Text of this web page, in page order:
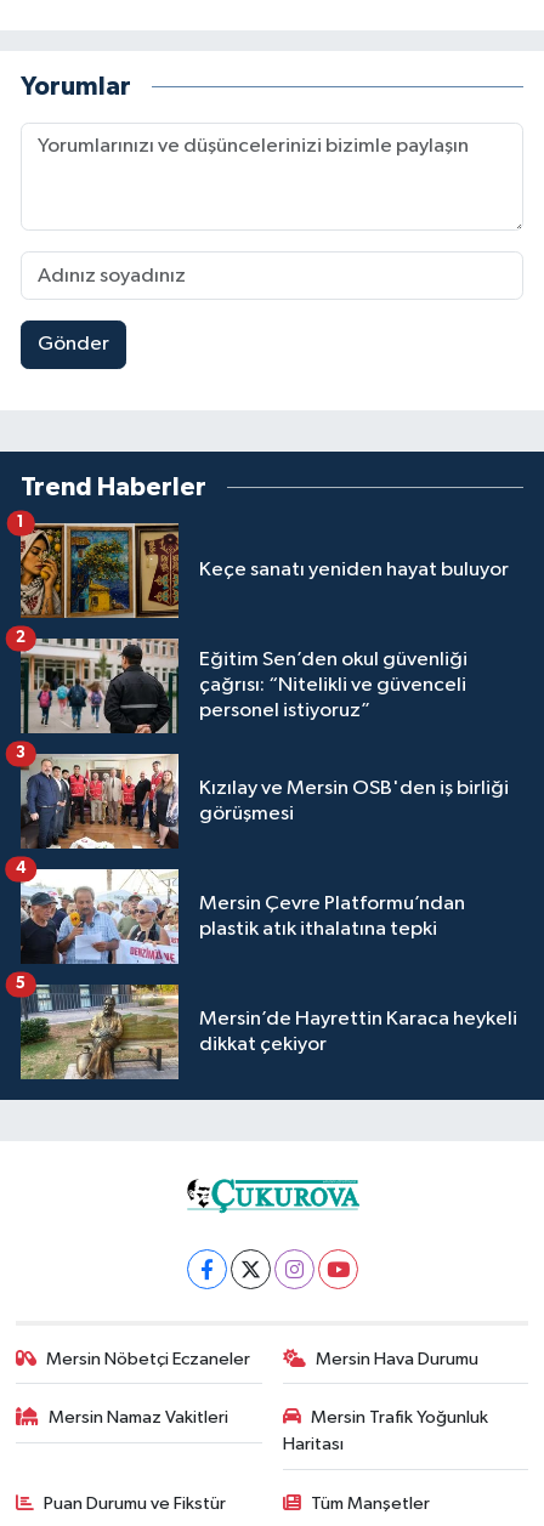
Yorumlar
Gönder
Trend Haberler
Keçe sanatı yeniden hayat buluyor
1
Eğitim Sen’den okul güvenliği
çağrısı: “Nitelikli ve güvenceli
personel istiyoruz”
2
Kızılay ve Mersin OSB'den iş birliği
görüşmesi
3
Mersin Çevre Platformu’ndan
plastik atık ithalatına tepki
4
Mersin’de Hayrettin Karaca heykeli
dikkat çekiyor
5
Mersin Nöbetçi Eczaneler Mersin Hava Durumu
Mersin Namaz Vakitleri
Mersin Trafik Yoğunluk
Haritası
Puan Durumu ve Fikstür Tüm Manşetler